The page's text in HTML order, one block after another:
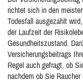
richtet sich in den
Todesfall ausgezahlt
der Laufzeit der
Gesundheitszustand.
Versicherungsbeitrags
Regel auch gefragt, ob
nachdem ob Sie